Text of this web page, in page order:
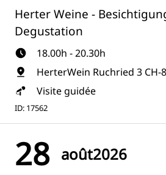
Herter Weine -
Degustation
18.00h - 20.30h
HerterWein Ruchried 3
Visite guidée
ID: 17562
28 août2026